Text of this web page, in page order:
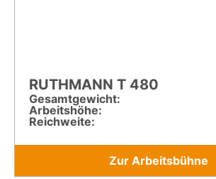
RUTHMANN T 480
Gesamt­gewicht:
Arbeitshöhe:
Reichweite:
Zur Arbeitsbühne